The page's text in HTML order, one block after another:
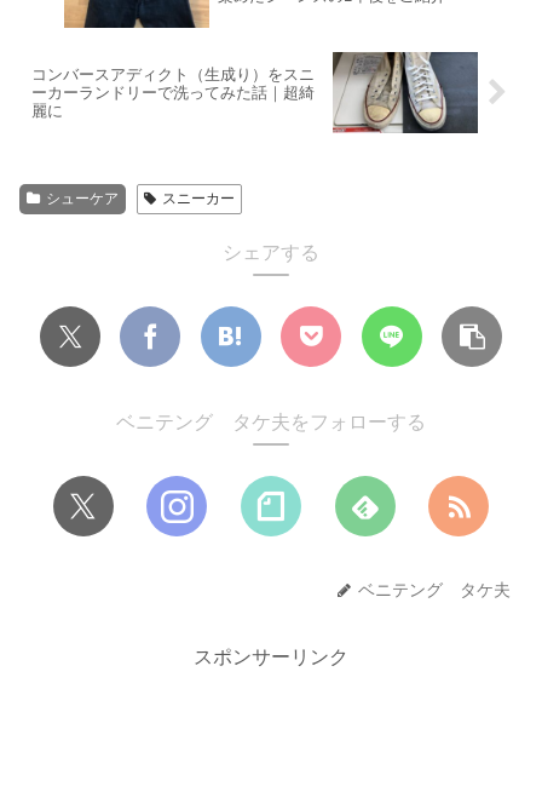
コンバースアディクト（生成り）をスニ
ーカーランドリーで洗ってみた話｜超綺
麗に
シューケア スニーカー
シェアする
ベニテング タケ夫をフォローする
ベニテング タケ夫
スポンサーリンク